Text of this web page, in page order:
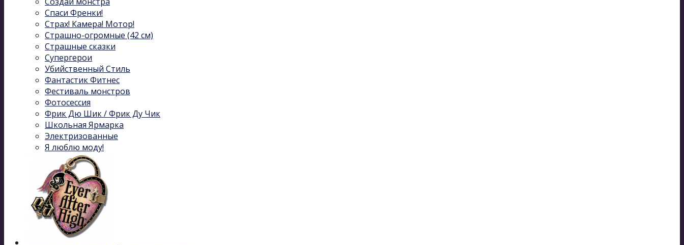
Спаси Френки!
Страх! Камера! Мотор!
Страшно-огромные (42 см)
Страшные сказки
Супергерои
Убийственный Стиль
Фантастик Фитнес
Фестиваль монстров
Фотосессия
Фрик Дю Шик / Фрик Ду Чик
Школьная Ярмарка
Электризованные
Я люблю моду!